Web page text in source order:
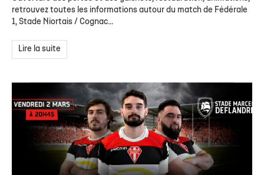
retrouvez toutes les informations autour du match de Fédérale
1, Stade Niortais / Cognac...
Lire la suite